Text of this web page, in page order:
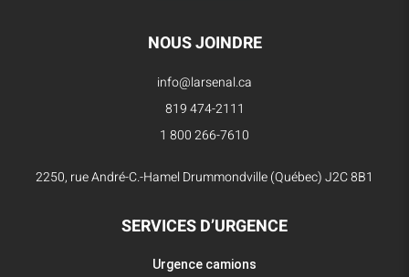
NOUS JOINDRE
info@larsenal.ca
819 474-2111
1 800 266-7610
2250, rue André-C.-Hamel Drummondville (Québec) J2C 8B1
SERVICES D’URGENCE
Urgence camions